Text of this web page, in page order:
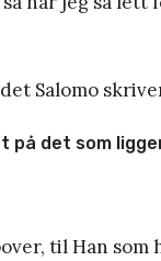
Salomo
det som
til Han som